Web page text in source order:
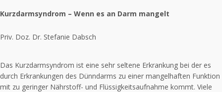
Kurzdarmsyndrom – Wenn es an Darm mangelt
Priv. Doz. Dr. Stefanie Dabsch
Das Kurzdarmsyndrom ist eine sehr seltene Erkrankung bei der es
durch Erkrankungen des Dünndarms zu einer mangelhaften Funktion
mit zu geringer Nährstoff- und Flüssigkeitsaufnahme kommt. Viele